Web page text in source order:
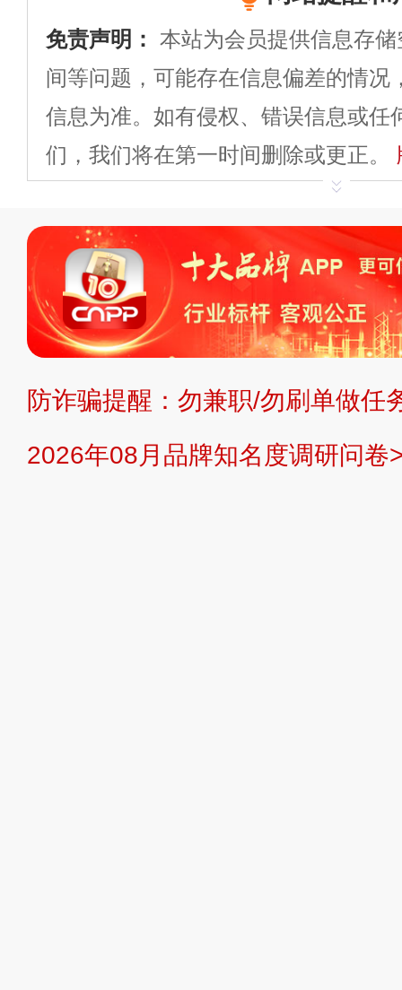
免责声明： 本站为会员提供信息存
间等问题，可能存在信息偏差的情况
信息为准。如有侵权、错误信息或任
们，我们将在第一时间删除或更正。
平台自有内容（文字
标、LOGO 等）知识产权归本站所
复制、转载、商用。本站不生产产
不代理、不招商、不提供中介服务。
持投资购买的观点或意见，页面信息
提交说明： 快速提交发布>> 提交品
防诈骗提醒：勿兼职/勿刷单做任
2026年08月品牌知名度调研问卷